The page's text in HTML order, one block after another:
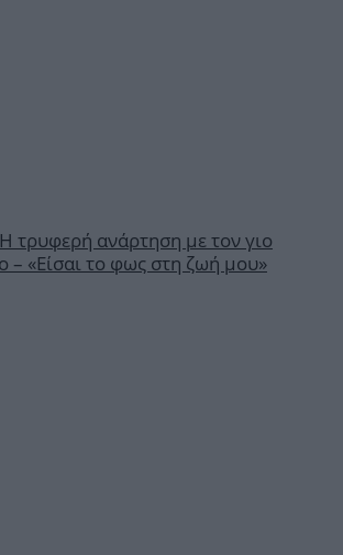
τρυφερή ανάρτηση με τον γιο
– «Είσαι το φως στη ζωή μου»